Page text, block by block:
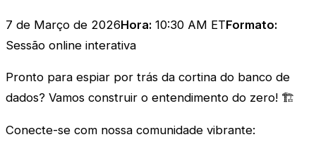
7 de Março de 2026Hora: 10:30 AM ETFormato:
Sessão online interativa
Pronto para espiar por trás da cortina do banco de
dados? Vamos construir o entendimento do zero! 🏗️
Conecte-se com nossa comunidade vibrante: